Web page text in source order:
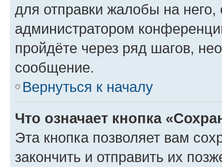
для отправки жалобы на
администратором
пройдёте через ряд шагов,
сообщение.
Вернуться к началу
Что означает кнопка
Эта кнопка позволяет вам
закончить и отправить их